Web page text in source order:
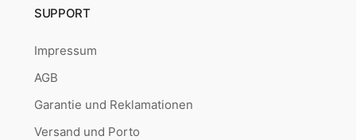
SUPPORT
Impressum
AGB
Garantie und Reklamationen
Versand und Porto